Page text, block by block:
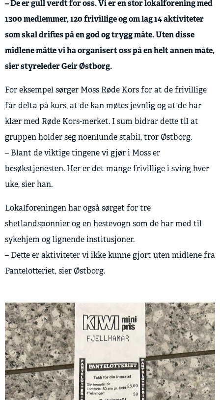
– De er gull verdt for oss. Vi er en stor lokalforening med
1300 medlemmer, 120 frivillige og om lag 14 aktiviteter
som skal driftes på en god og trygg måte. Uten disse
midlene måtte vi ha organisert oss på en helt annen måte,
sier styreleder Geir Østborg.
For eksempel sørger Moss Røde Kors for at de frivillige
får delta på kurs, at de kan møtes jevnlig og at de har
klær med Røde Kors-merket. I sum bidrar dette til at
gruppen holder seg noenlunde stabil, tror Østborg.
– Blant de viktige tingene vi gjør i Moss er
besøkstjenesten. Her er det mange frivillige i sving hver
uke, sier han.
Lokalforeningen har også sørget for tre
shetlandsponnier og en hestevogn som de har med til
sykehjem og lignende institusjoner.
– Dette er aktiviteter vi ikke kunne gjort uten midlene fra
Pantelotteriet, sier Østborg.